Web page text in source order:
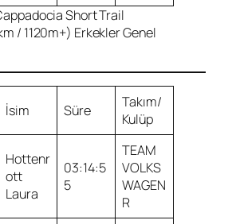
Short Trail
/ 1120m+) Erkekler Genel
İsim Süre
Takım/
Kulüp
Hottenr
ott
Laura
03:14:5
5
TEAM
VOLKS
WAGEN
R